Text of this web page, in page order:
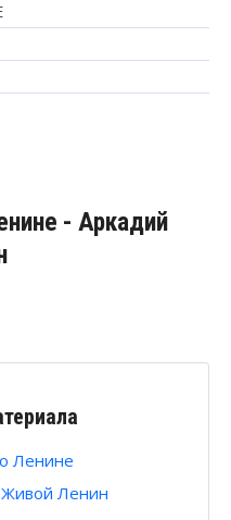
- Аркадий
Ленине
Ленин